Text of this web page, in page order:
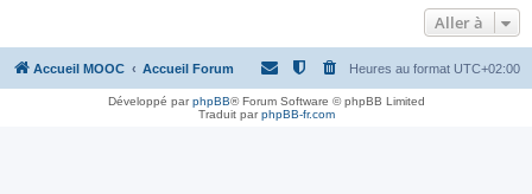
c
e
Aller à
Accueil MOOC Accueil Forum Heures au format UTC+02:00
Développé parphpBB® Forum Software © phpBB Limited
Traduit parphpBB-fr.com